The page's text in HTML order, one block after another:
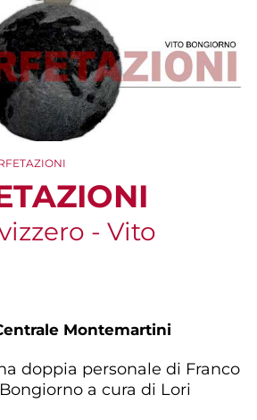
- Vito
Montemartini
doppia personale di Franco
a cura di Lori